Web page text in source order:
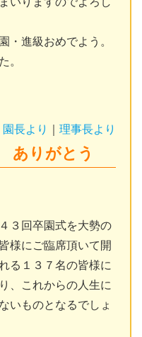
・進級おめでよう。
。
園長より 理事長より
りがとう
３回卒園式を大勢の
様にご臨席頂いて開
る１３７名の皆様に
、これからの人生に
いものとなるでしょ